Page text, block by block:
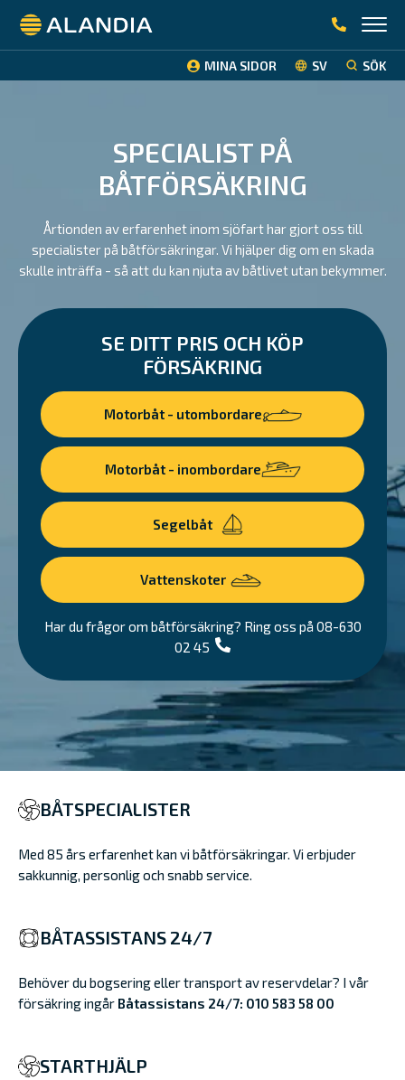
Alandia
MINA SIDOR SV SÖK
SPECIALIST PÅ
BÅTFÖRSÄKRING
Årtionden av erfarenhet inom sjöfart har gjort oss till
specialister på båtförsäkringar. Vi hjälper dig om en skada
skulle inträffa - så att du kan njuta av båtlivet utan bekymmer.
SE DITT PRIS OCH KÖP
FÖRSÄKRING
Motorbåt - utombordare
Motorbåt - inombordare
Segelbåt
Vattenskoter
Har du frågor om båtförsäkring? Ringoss på 08-630
02 45
BÅTSPECIALISTER
Med 85 års erfarenhet kan vi båtförsäkringar. Vi erbjuder
sakkunnig, personlig och snabb service.
BÅTASSISTANS 24/7
Behöver du bogsering eller transport av reservdelar? I vår
försäkring ingår Båtassistans 24/7: 010 583 58 00
STARTHJÄLP